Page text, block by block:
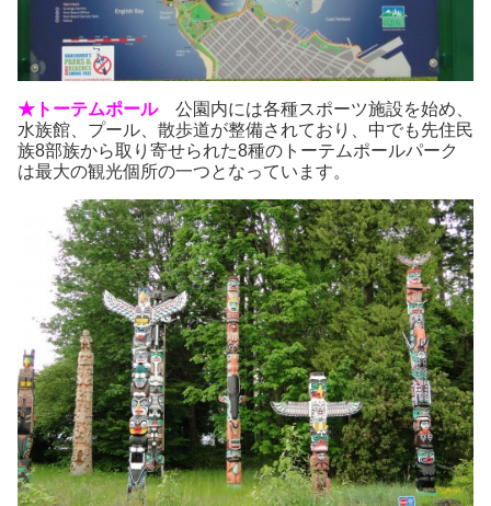
★トーテムポール 公園内には各種スポーツ施設を始め、
水族館、プール、散歩道が整備されており、中でも先住民
族8部族から取り寄せられた8種のトーテムポールパーク
は最大の観光個所の一つとなっています。